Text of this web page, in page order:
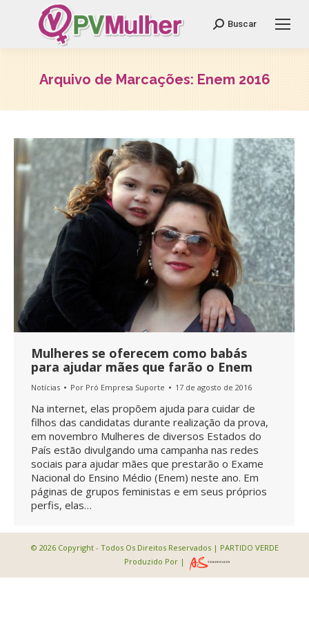
Search:
Buscar
Arquivo de Marcações: Enem 2016
Mulheres se oferecem como babás
para ajudar mães que farão o Enem
Notícias Por Pró Empresa Suporte 17 de agosto de 2016
Na internet, elas propõem ajuda para cuidar de
filhos das candidatas durante realização da prova,
em novembro Mulheres de diversos Estados do
País estão divulgando uma campanha nas redes
sociais para ajudar mães que prestarão o Exame
Nacional do Ensino Médio (Enem) neste ano. Em
páginas de grupos feministas e em seus próprios
perfis, elas…
© 2026 Copyright - Todos Os Direitos Reservados | PARTIDO VERDE
Produzido Por |